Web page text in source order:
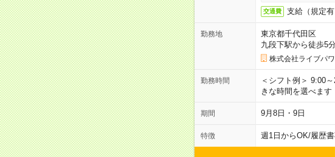
交通費 支給（規定有
勤務地
東京都千代田区
九段下駅から徒歩5
株式会社ライブパ
勤務時間
＜シフト例＞ 9:00
きな時間を選べま
期間 9月8日・9日
特徴 週1日からOK/履歴